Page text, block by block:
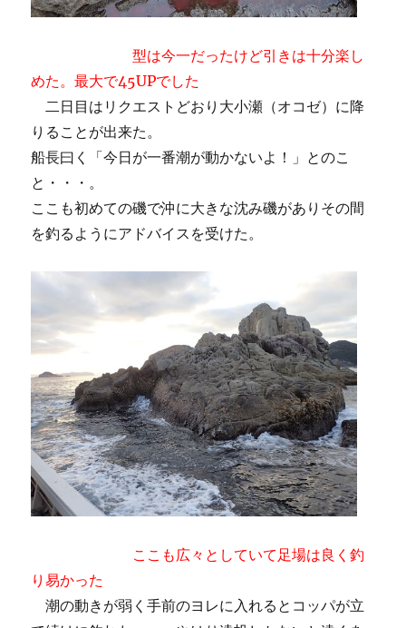
型は今一だったけど引きは十分楽し
めた。最大で45UPでした
二日目はリクエストどおり大小瀬（オコゼ）に降
りることが出来た。
船長曰く「今日が一番潮が動かないよ！」とのこ
と・・・。
ここも初めての磯で沖に大きな沈み磯がありその間
を釣るようにアドバイスを受けた。
ここも広々としていて足場は良く釣
り易かった
潮の動きが弱く手前のヨレに入れるとコッパが立